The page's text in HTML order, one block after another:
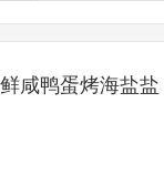
咸鸭蛋烤海盐盐